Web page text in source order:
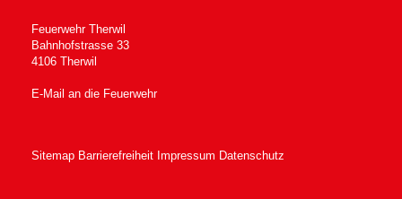
Feuerwehr Therwil
Bahnhofstrasse 33
4106 Therwil
E-Mail an die Feuerwehr
Sitemap Barrierefreiheit Impressum Datenschutz